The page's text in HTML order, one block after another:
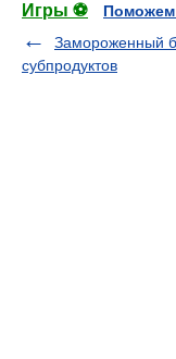
Игры ⚽
Поможем
Замороженный
субпродуктов